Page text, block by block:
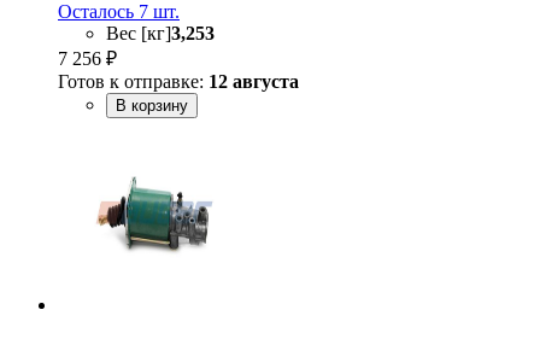
Осталось 7 шт.
Вес [кг]3,253
7 256 ₽
Готов к отправке: 12 августа
В корзину